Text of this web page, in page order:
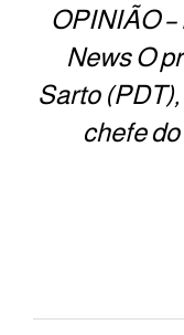
OPINIÃO
News O
Sarto
chefe